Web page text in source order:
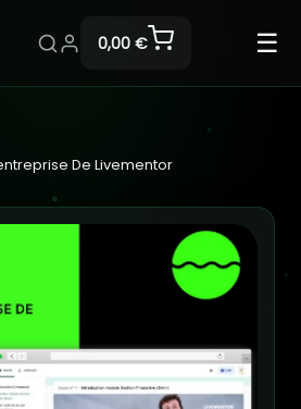
0,00 € ☰
De Livementor